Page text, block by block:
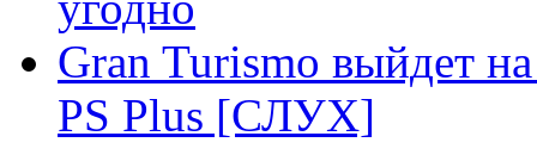
Gran Turismo выйдет
PS Plus [СЛУХ]